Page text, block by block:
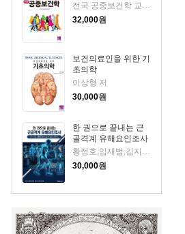
전국 공중보건학 교수편 저
32,000원
보건의료인을 위한 기
초의학
이상형 저
30,000원
한 권으로 끝내는 근
골격계 유해요인조사
30,000원